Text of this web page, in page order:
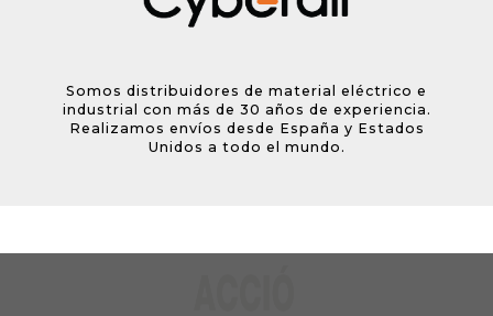
Somos distribuidores de material eléctrico e
industrial con más de 30 años de experiencia.
Realizamos envíos desde España y Estados
Unidos a todo el mundo.